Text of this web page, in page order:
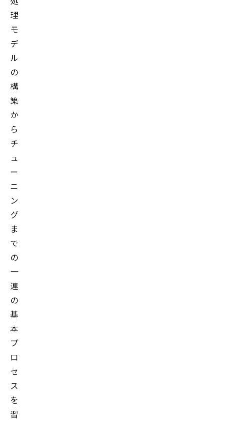
理
モ
デ
ル
の
構
築
か
ら
チ
ュ
ー
ニ
ン
グ
ま
で
の
一
連
の
基
本
プ
ロ
セ
ス
を
習